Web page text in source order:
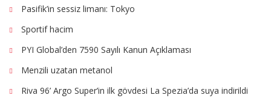
Pasifik’in sessiz limanı: Tokyo
Sportif hacim
PYI Global’den 7590 Sayılı Kanun Açıklaması
Menzili uzatan metanol
Riva 96’ Argo Super’in ilk gövdesi La Spezia’da suya indirildi